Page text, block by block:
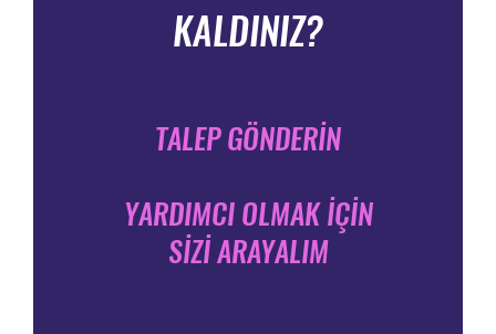
KALDINIZ?
TALEP GÖNDERİN
YARDIMCI OLMAK İÇİN
SİZİ ARAYALIM